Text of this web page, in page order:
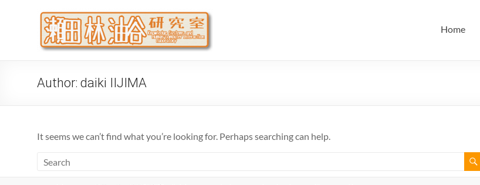
代システム科学域 知識情報システム学類 瀬田研究室
Home
Author: daiki IIJIMA
It seems we can’t find what you’re looking for. Perhaps searching can help.